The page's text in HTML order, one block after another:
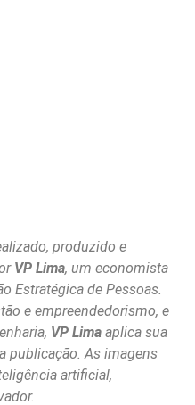
produzido e
VP Lima, um economista
Estratégica de Pessoas.
e empreendedorismo, e
VP Lima aplica sua
publicação. As imagens
artificial,